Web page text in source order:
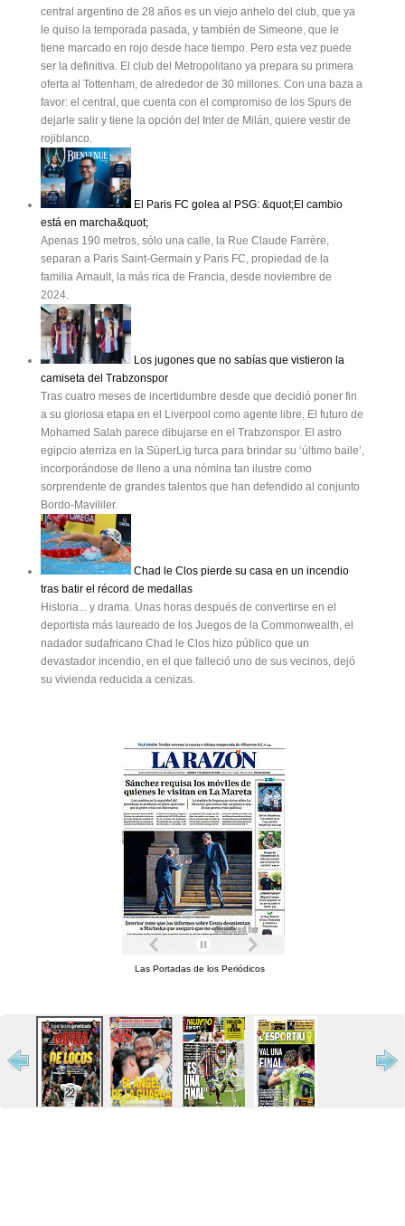
central argentino de 28 años es un viejo anhelo del club, que ya
le quiso la temporada pasada, y también de Simeone, que le
tiene marcado en rojo desde hace tiempo. Pero esta vez puede
ser la definitiva. El club del Metropolitano ya prepara su primera
oferta al Tottenham, de alrededor de 30 millones. Con una baza a
favor: el central, que cuenta con el compromiso de los Spurs de
dejarle salir y tiene la opción del Inter de Milán, quiere vestir de
rojiblanco.
El Paris FC golea al PSG: &quot;El cambio
está en marcha&quot;
Apenas 190 metros, sólo una calle, la Rue Claude Farrère,
separan a Paris Saint-Germain y Paris FC, propiedad de la
familia Arnault, la más rica de Francia, desde noviembre de
2024.
Los jugones que no sabías que vistieron la
camiseta del Trabzonspor
Tras cuatro meses de incertidumbre desde que decidió poner fin
a su gloriosa etapa en el Liverpool como agente libre, El futuro de
Mohamed Salah parece dibujarse en el Trabzonspor. El astro
egipcio aterriza en la SüperLig turca para brindar su ‘último baile’,
incorporándose de lleno a una nómina tan ilustre como
sorprendente de grandes talentos que han defendido al conjunto
Bordo-Mavililer.
Chad le Clos pierde su casa en un incendio
tras batir el récord de medallas
Historia... y drama. Unas horas después de convertirse en el
deportista más laureado de los Juegos de la Commonwealth, el
nadador sudafricano Chad le Clos hizo público que un
devastador incendio, en el que falleció uno de sus vecinos, dejó
su vivienda reducida a cenizas.
Las Portadas de los Periódicos